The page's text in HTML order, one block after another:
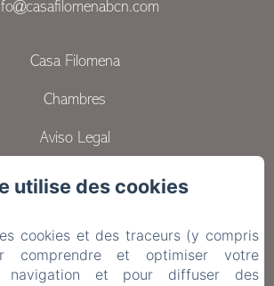
Casa Filomena
Chambres
Aviso Legal
Política de privacidad
Política de cookies
utilise des cookies
cookies et des traceurs (y compris
comprendre et optimiser votre
navigation et pour diffuser des